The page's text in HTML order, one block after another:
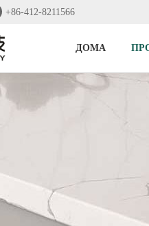
+86-412-8211566
ДОМА